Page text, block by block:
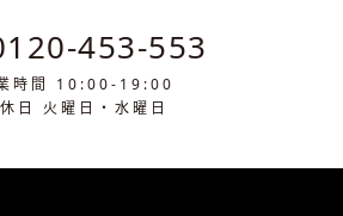
453-553
時間 10:00-19:00
日 火曜日・水曜日